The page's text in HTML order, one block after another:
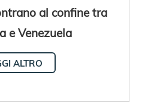
al confine tra
e Venezuela
ALTRO